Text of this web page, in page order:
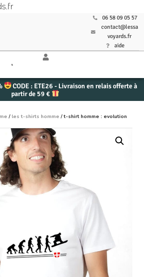
06 58 09 05 57
contact@lessa
voyards.fr
aide
CODE : ETE26 - Livraison en relais offerte à
partir de 59 €
/ les t-shirts homme / t-shirt homme : evolution